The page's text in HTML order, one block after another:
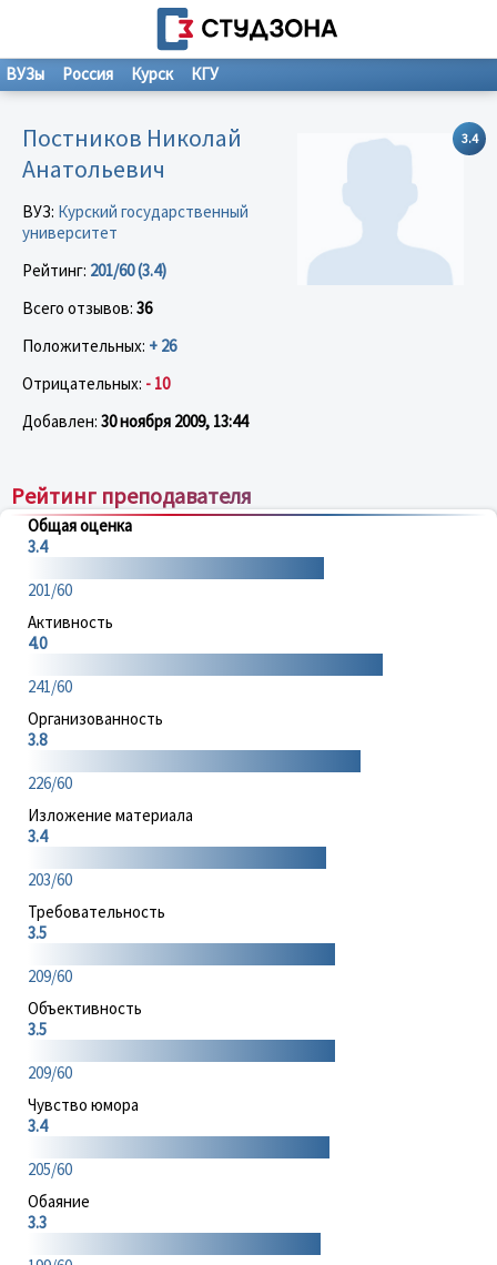
ВУЗы Россия Курск КГУ
3.4
Постников Николай
Анатольевич
ВУЗ: Курский государственный
университет
Рейтинг: 201/60 (3.4)
Всего отзывов: 36
Положительных: + 26
Отрицательных: - 10
Добавлен: 30 ноября 2009, 13:44
Рейтинг преподавателя
Общая оценка
3.4
201/60
Активность
4.0
241/60
Организованность
3.8
226/60
Изложение материала
3.4
203/60
Требовательность
3.5
209/60
Объективность
3.5
209/60
Чувство юмора
3.4
205/60
Обаяние
3.3